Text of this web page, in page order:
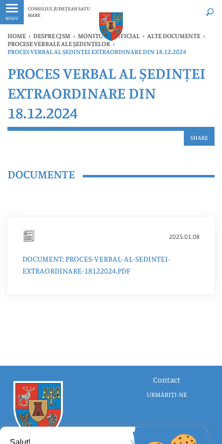
MENU
CONSILIUL JUDEȚEAN SATU
MARE
Ultimele
HOME › DESPRE CJSM › MONITORUL OFICIAL › ALTE DOCUMENTE ›
PROCESE VERBALE ALE ȘEDINȚELOR ›
PROCES VERBAL AL ȘEDINȚEI EXTRAORDINARE DIN 18.12.2024
PROCES VERBAL AL ȘEDINȚEI
EXTRAORDINARE DIN
18.12.2024
SHARE
DOCUMENTE
2025.01.08
DOCUMENT: PROCES-VERBAL-AL-SEDINTEI-
EXTRAORDINARE-18122024.PDF
Contact
URMĂRIȚI-NE
Salut!